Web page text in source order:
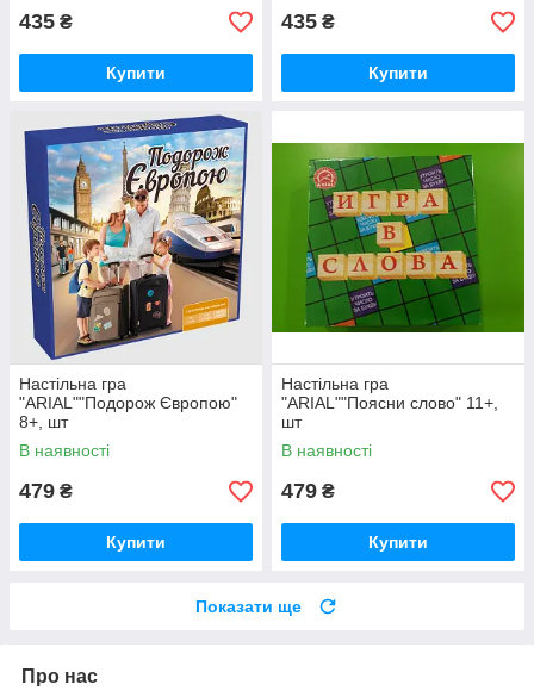
435 ₴
Купити
435 ₴
Купити
Настільна гра
"ARIAL""Подорож Європою"
8+, шт
В наявності
479 ₴
Купити
Настільна гра
"ARIAL""Поясни слово" 11+,
шт
В наявності
479 ₴
Купити
Показати ще
Про нас